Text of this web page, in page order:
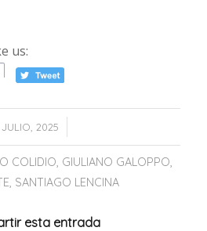
us:
2025
COLIDIO GIULIANO GALOPPO
SANTIAGO LENCINA
esta entrada